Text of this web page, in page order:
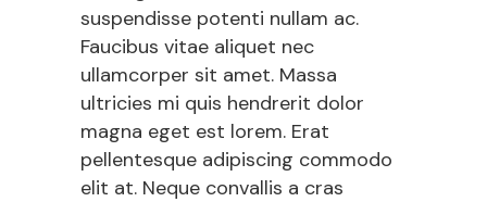
suspendisse potenti nullam ac.
Faucibus vitae aliquet nec
ullamcorper sit amet. Massa
ultricies mi quis hendrerit dolor
magna eget est lorem. Erat
pellentesque adipiscing commodo
elit at. Neque convallis a cras